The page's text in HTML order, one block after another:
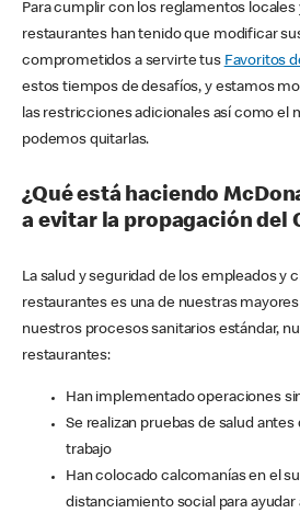
Para cumplir con los reglamentos locales
restaurantes han tenido que modificar
comprometidos a servirte tus Favoritos
estos tiempos de desafíos, y estamos
las restricciones adicionales así como el
podemos quitarlas.
¿Qué está haciendo
a evitar la propagación del
La salud y seguridad de los empleados y
restaurantes es una de nuestras
nuestros procesos sanitarios estándar,
restaurantes:
Han implementado operaciones
Se realizan pruebas de salud
trabajo
Han colocado calcomanías en el
distanciamiento social para